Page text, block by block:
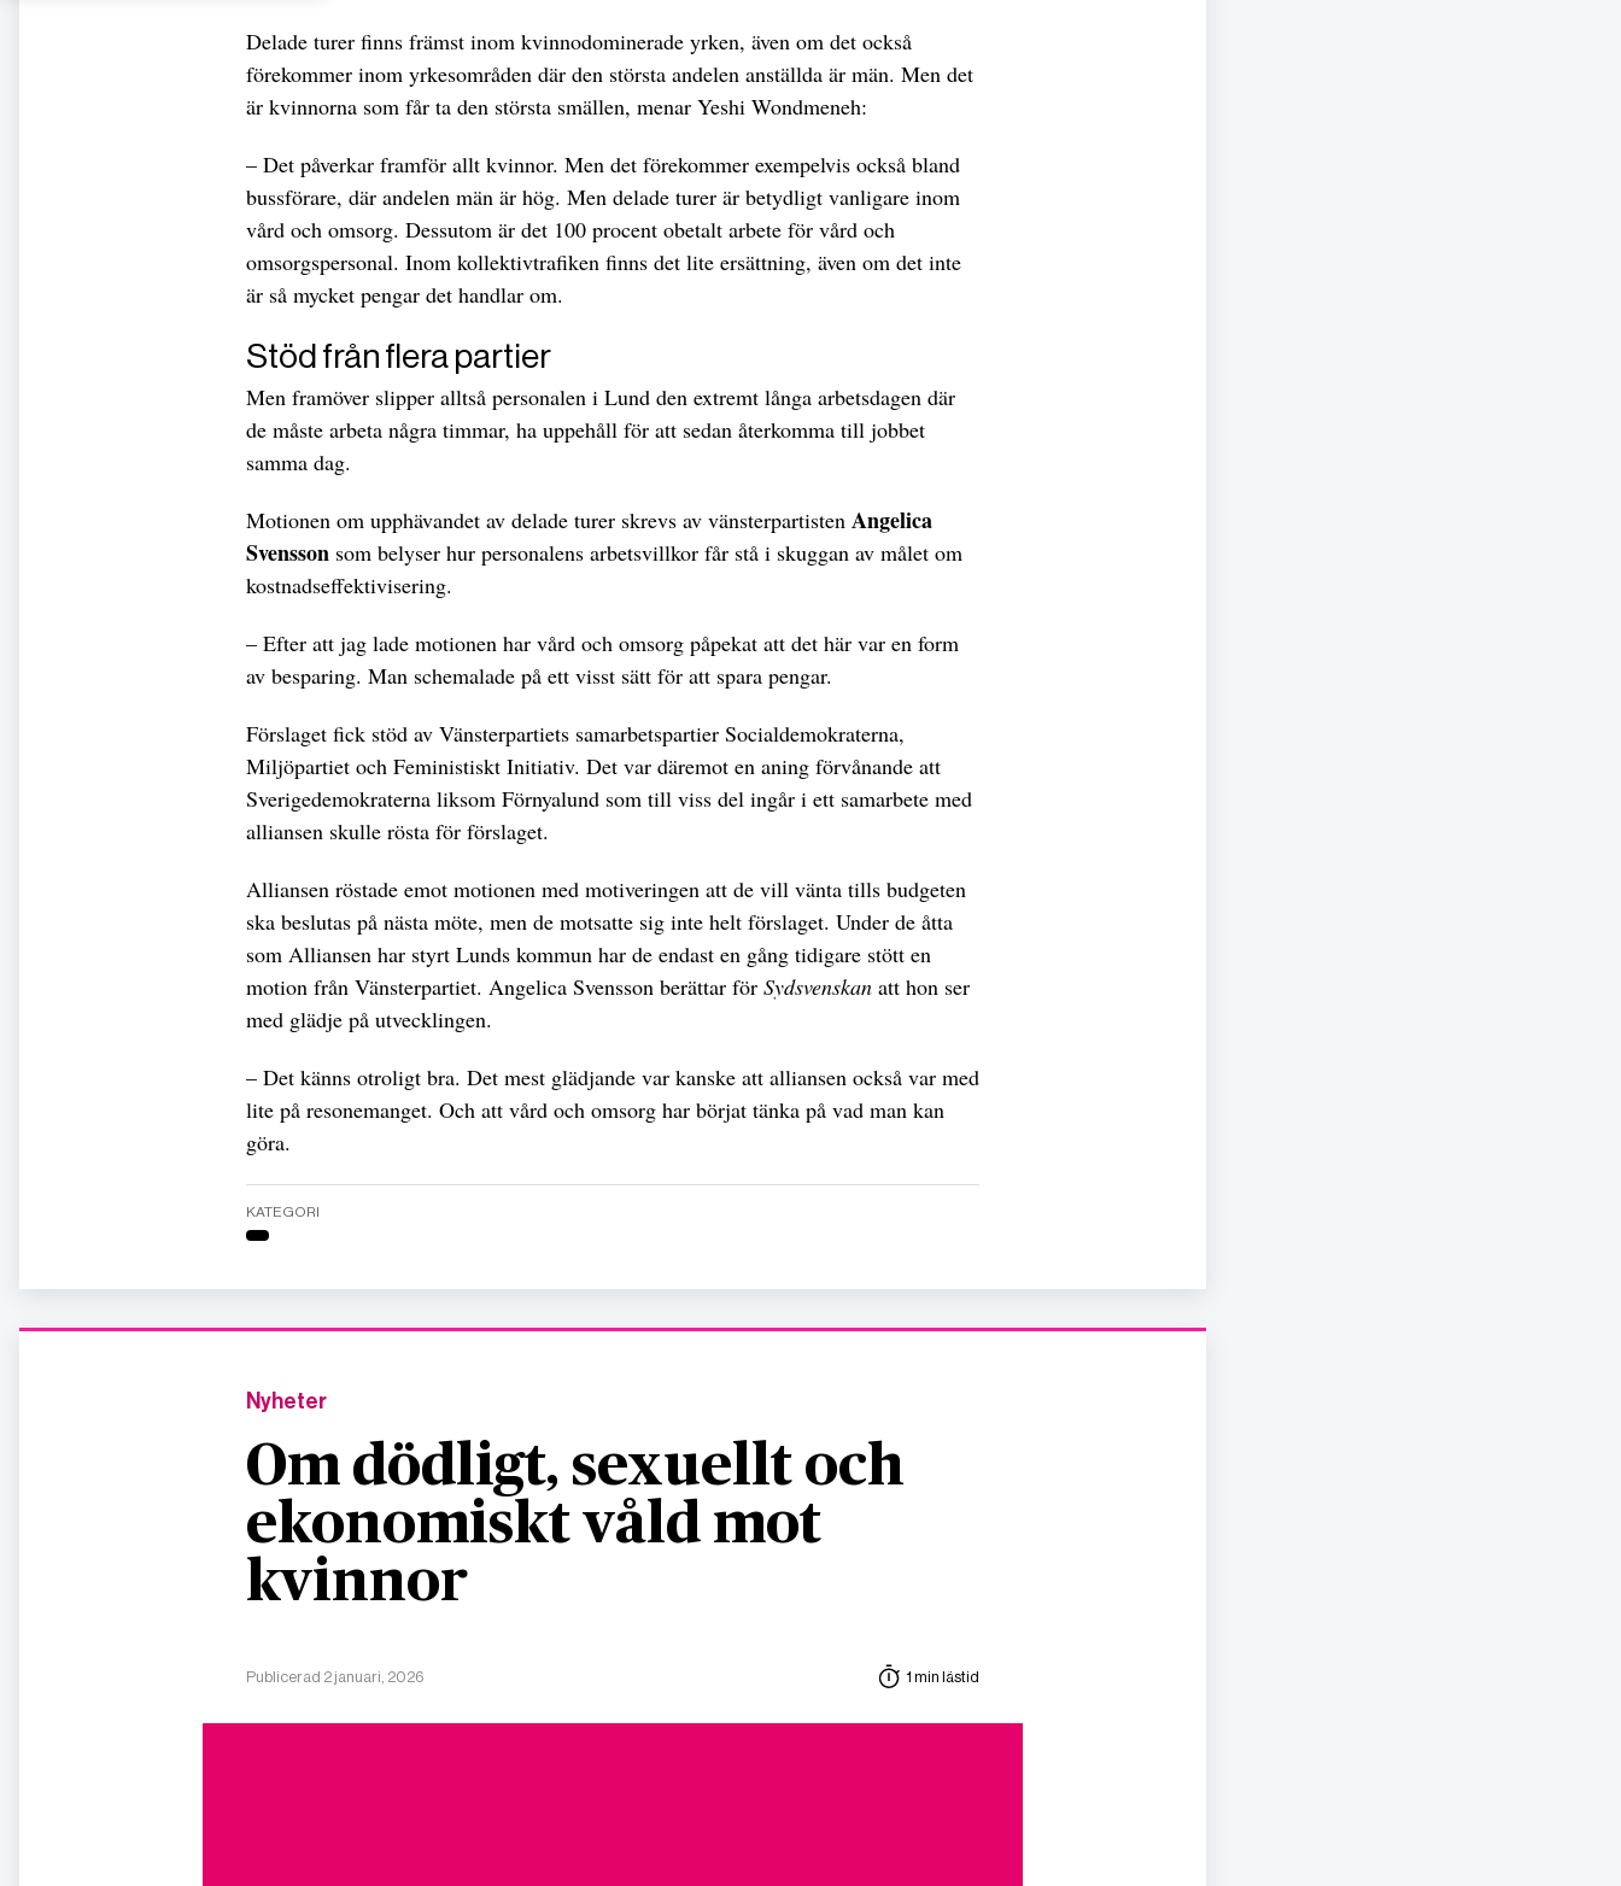
Delade turer finns främst inom kvinnodominerade yrken, även om det också
förekommer inom yrkesområden där den största andelen anställda är män. Men det
är kvinnorna som får ta den största smällen, menar Yeshi Wondmeneh:
– Det påverkar framför allt kvinnor. Men det förekommer exempelvis också bland
bussförare, där andelen män är hög. Men delade turer är betydligt vanligare inom
vård och omsorg. Dessutom är det 100 procent obetalt arbete för vård och
omsorgspersonal. Inom kollektivtrafiken finns det lite ersättning, även om det inte
är så mycket pengar det handlar om.
Stöd från flera partier
Men framöver slipper alltså personalen i Lund den extremt långa arbetsdagen där
de måste arbeta några timmar, ha uppehåll för att sedan återkomma till jobbet
samma dag.
Motionen om upphävandet av delade turer skrevs av vänsterpartisten Angelica
Svensson som belyser hur personalens arbetsvillkor får stå i skuggan av målet om
kostnadseffektivisering.
– Efter att jag lade motionen har vård och omsorg påpekat att det här var en form
av besparing. Man schemalade på ett visst sätt för att spara pengar.
Förslaget fick stöd av Vänsterpartiets samarbetspartier Socialdemokraterna,
Miljöpartiet och Feministiskt Initiativ. Det var däremot en aning förvånande att
Sverigedemokraterna liksom Förnyalund som till viss del ingår i ett samarbete med
alliansen skulle rösta för förslaget.
Alliansen röstade emot motionen med motiveringen att de vill vänta tills budgeten
ska beslutas på nästa möte, men de motsatte sig inte helt förslaget. Under de åtta
som Alliansen har styrt Lunds kommun har de endast en gång tidigare stött en
motion från Vänsterpartiet. Angelica Svensson berättar för Sydsvenskan att hon ser
med glädje på utvecklingen.
– Det känns otroligt bra. Det mest glädjande var kanske att alliansen också var med
lite på resonemanget. Och att vård och omsorg har börjat tänka på vad man kan
göra.
KATEGORI
Nyheter
Om dödligt, sexuellt och
ekonomiskt våld mot
kvinnor
Publicerad 2 januari, 2026 1 min lästid